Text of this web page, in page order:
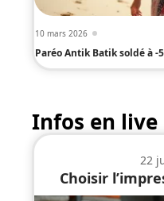
10 mars 2026
Paréo Antik Batik soldé à -
Infos en live
22
Choisir